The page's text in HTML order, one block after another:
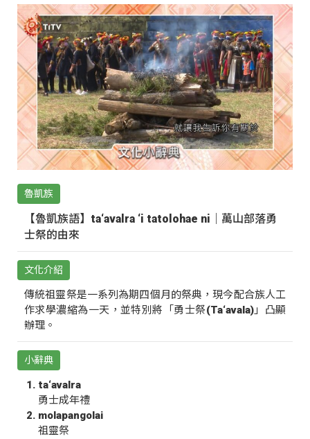
魯凱族
【魯凱族語】ta‘avalra ‘i tatolohae ni｜萬山部落勇
士祭的由來
文化介紹
傳統祖靈祭是一系列為期四個月的祭典，現今配合族人工
作求學濃縮為一天，並特別將「勇士祭(Ta‘avala)」凸顯
辦理。
小辭典
ta‘avalra
勇士成年禮
molapangolai
祖靈祭